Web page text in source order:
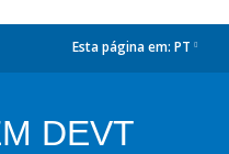
Esta página em: PT
DEVT